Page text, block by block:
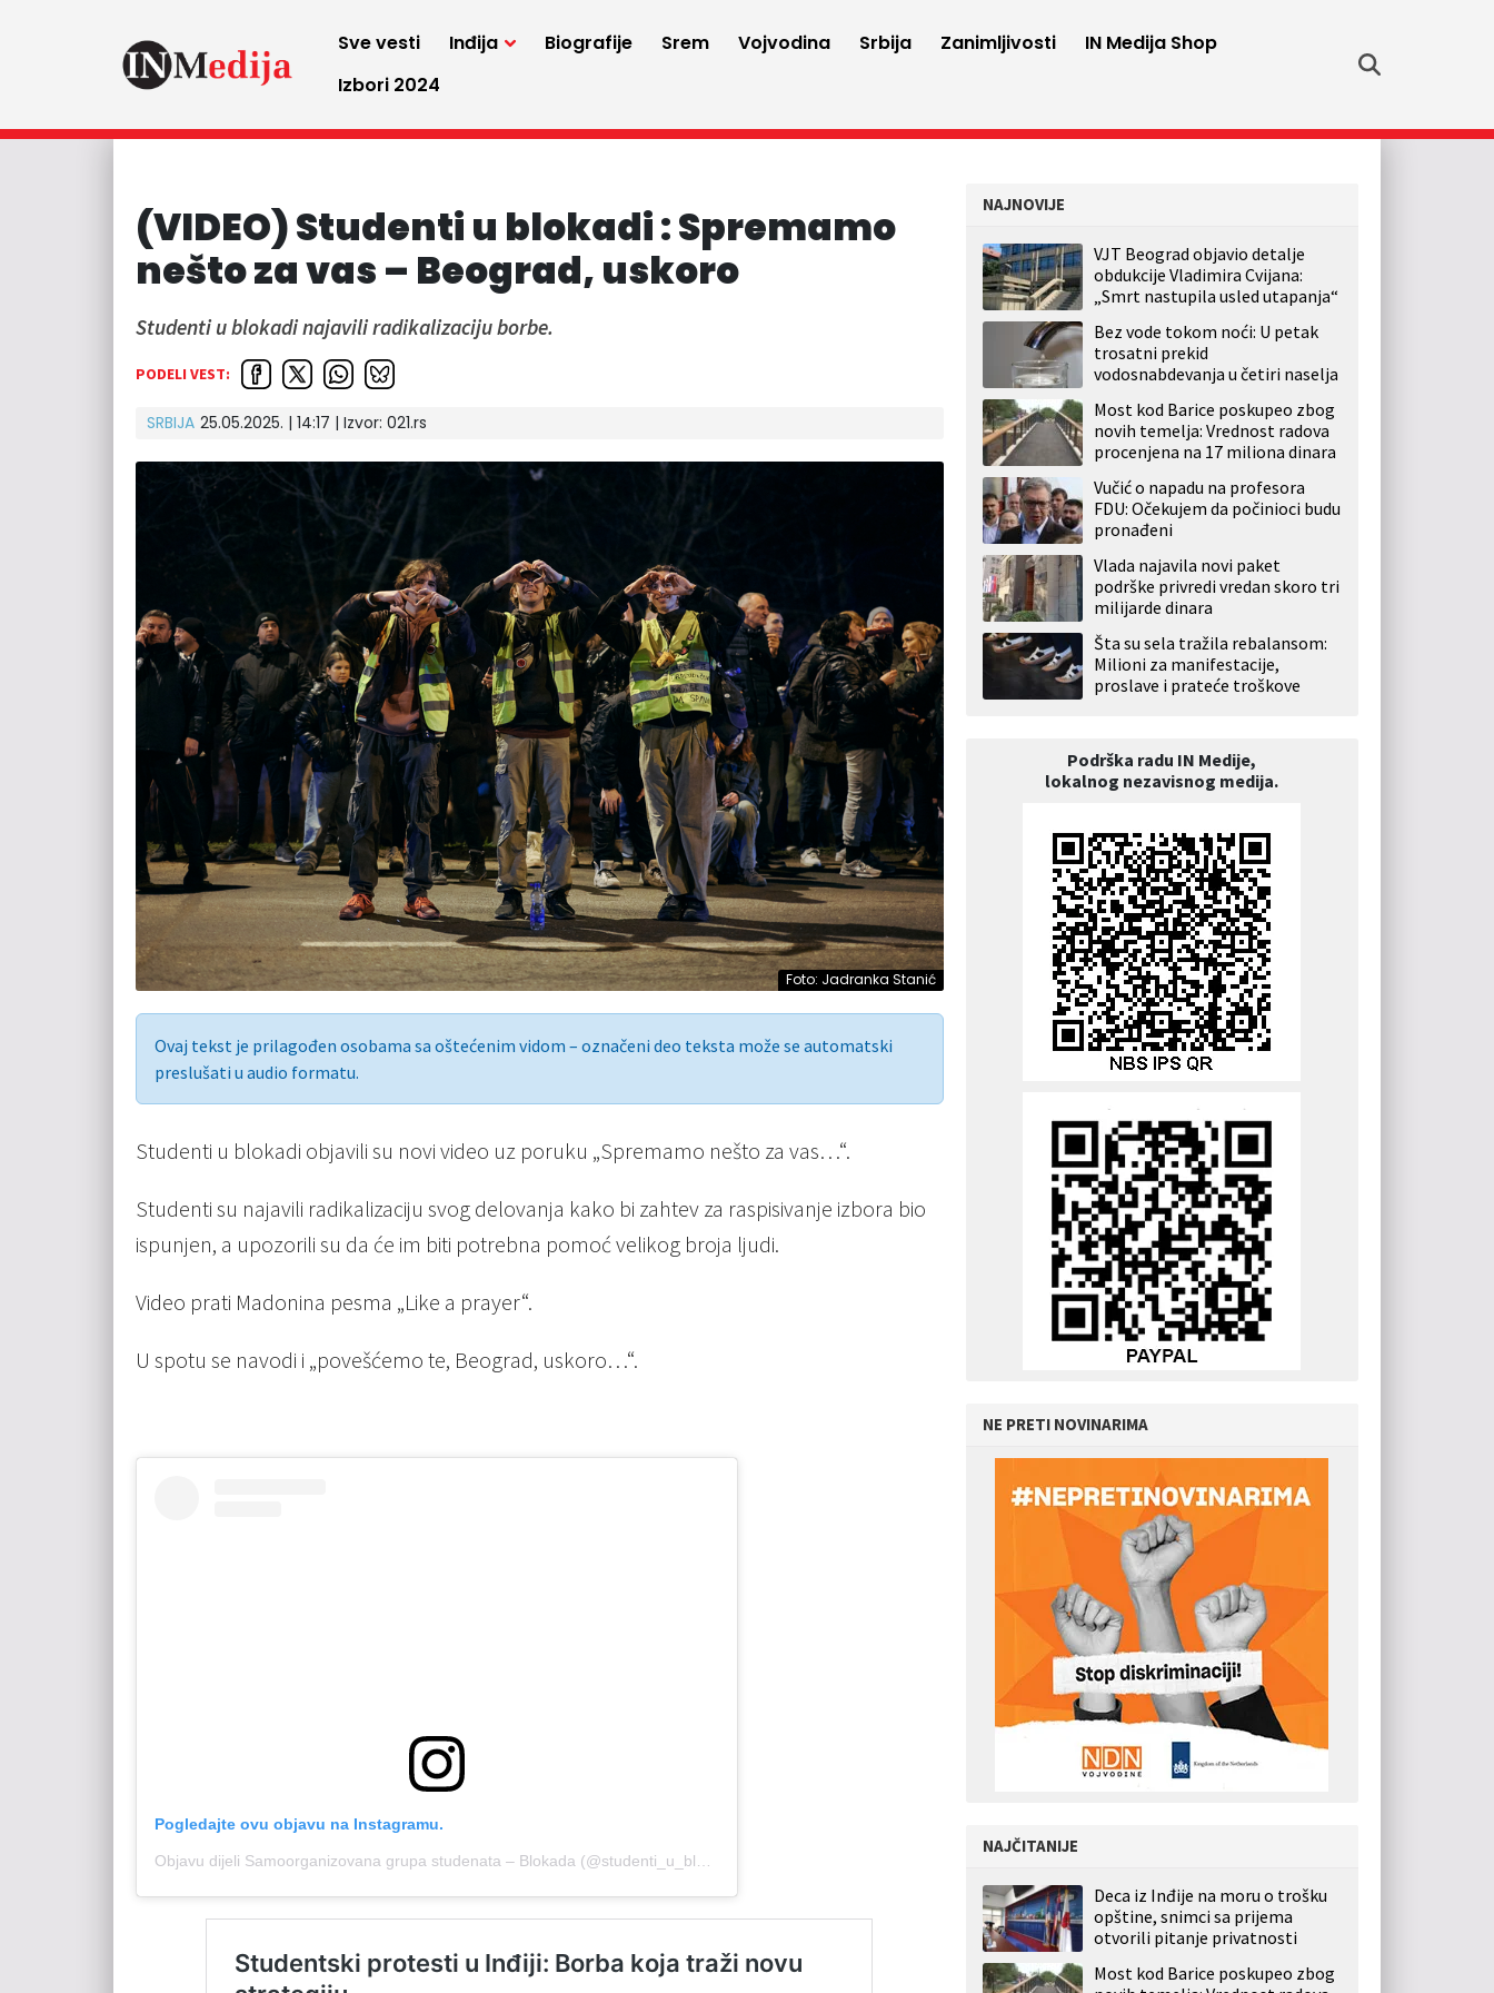
Sve vesti Inđija Biografije Srem Vojvodina Srbija Zanimljivosti
IN Medija Shop
Izbori 2024
(VIDEO) Studenti u blokadi : Spremamo
nešto za vas – Beograd, uskoro
Studenti u blokadi najavili radikalizaciju borbe.
PODELI VEST:
SRBIJA 25.05.2025. | 14:17 | Izvor: 021.rs
Foto: Jadranka Stanić
Ovaj tekst je prilagođen osobama sa oštećenim vidom – označeni deo teksta može se automatski
preslušati u audio formatu.
Studenti u blokadi objavili su novi video uz poruku „Spremamo nešto za vas…“.
Studenti su najavili radikalizaciju svog delovanja kako bi zahtev za raspisivanje izbora bio
ispunjen, a upozorili su da će im biti potrebna pomoć velikog broja ljudi.
Video prati Madonina pesma „Like a prayer“.
U spotu se navodi i „povešćemo te, Beograd, uskoro…“.
Pogledajte ovu objavu na Instagramu.
NAJNOVIJE
VJT Beograd objavio detalje
obdukcije Vladimira Cvijana:
„Smrt nastupila usled utapanja“
Bez vode tokom noći: U petak
trosatni prekid
vodosnabdevanja u četiri naselja
Most kod Barice poskupeo zbog
novih temelja: Vrednost radova
procenjena na 17 miliona dinara
Vučić o napadu na profesora
FDU: Očekujem da počinioci budu
pronađeni
Vlada najavila novi paket
podrške privredi vredan skoro tri
milijarde dinara
Šta su sela tražila rebalansom:
Milioni za manifestacije,
proslave i prateće troškove
Podrška radu IN Medije,
lokalnog nezavisnog medija.
NE PRETI NOVINARIMA
NAJČITANIJE
Deca iz Inđije na moru o trošku
opštine, snimci sa prijema
otvorili pitanje privatnosti
Most kod Barice poskupeo zbog